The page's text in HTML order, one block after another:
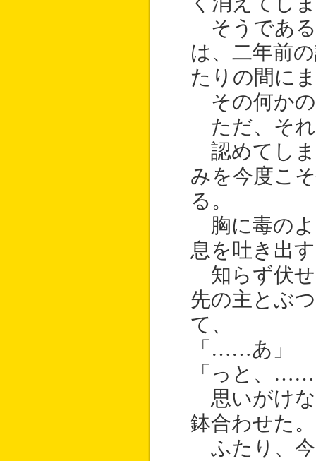
そうである
は、二年前
たりの間に
その何かの
ただ、それ
認めてしま
みを今度こ
る。
胸に毒のよ
息を吐き出
知らず伏せ
先の主とぶ
て、
「……あ」
「っと、
思いがけな
鉢合わせた。
ふたり、今